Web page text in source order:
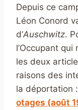
Depuis ce
Léon Conord
d’Auschwitz.
l’Occupant
les deux
raisons des
la déportation :
otages (août